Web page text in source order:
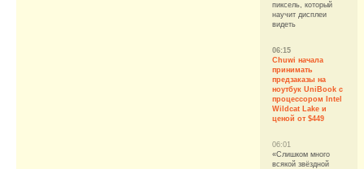
пиксель, который
научит дисплеи
видеть
06:15
Chuwi начала
принимать
предзаказы на
ноутбук UniBook с
процессором Intel
Wildcat Lake и
ценой от $449
06:01
«Слишком много
всякой звёздной